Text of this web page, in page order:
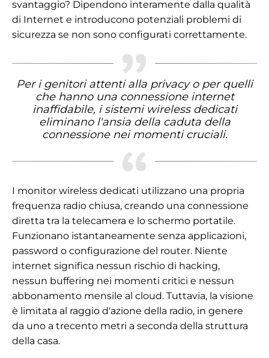
svantaggio? Dipendono interamente dalla qualità
di Internet e introducono potenziali problemi di
sicurezza se non sono configurati correttamente.
Per i genitori attenti alla privacy o per quelli
che hanno una connessione internet
inaffidabile, i sistemi wireless dedicati
eliminano l'ansia della caduta della
connessione nei momenti cruciali.
I monitor wireless dedicati utilizzano una propria
frequenza radio chiusa, creando una connessione
diretta tra la telecamera e lo schermo portatile.
Funzionano istantaneamente senza applicazioni,
password o configurazione del router. Niente
internet significa nessun rischio di hacking,
nessun buffering nei momenti critici e nessun
abbonamento mensile al cloud. Tuttavia, la visione
è limitata al raggio d'azione della radio, in genere
da uno a trecento metri a seconda della struttura
della casa.